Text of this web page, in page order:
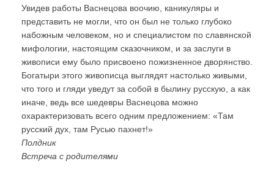
Увидев работы Васнецова воочию, каникуляры и
представить не могли, что он был не только глубоко
набожным человеком, но и специалистом по славянской
мифологии, настоящим сказочником, и за заслуги в
живописи ему было присвоено пожизненное дворянство.
Богатыри этого живописца выглядят настолько живыми,
что того и гляди уведут за собой в былину русскую, а как
иначе, ведь все шедевры Васнецова можно
охарактеризовать всего одним предложением: «Там
русский дух, там Русью пахнет!»
Полдник
Встреча с родителями